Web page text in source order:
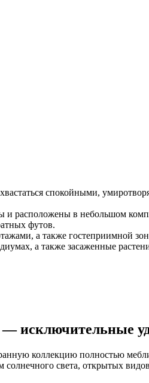
спокойными,
и расположены в небольшом
футов.
а также гостеприимной
а также засаженные
исключительные
коллекцию полностью
света, открытых